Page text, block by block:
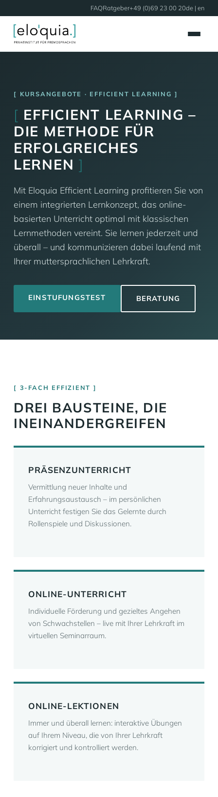
FAQRatgeber+49 (0)69 23 00 20de | en
KURSANGEBOTE · EFFICIENT LEARNING
[ EFFICIENT LEARNING –
DIE METHODE FÜR
ERFOLGREICHES
LERNEN]
Mit Eloquia Efficient Learning profitieren Sie von
einem integrierten Lernkonzept, das online-
basierten Unterricht optimal mit klassischen
Lernmethoden vereint. Sie lernen jederzeit und
überall – und kommunizieren dabei laufend mit
Ihrer muttersprachlichen Lehrkraft.
EINSTUFUNGSTEST BERATUNG
3-FACH EFFIZIENT
DREI BAUSTEINE, DIE
INEINANDERGREIFEN
PRÄSENZUNTERRICHT
Vermittlung neuer Inhalte und
Erfahrungsaustausch – im persönlichen
Unterricht festigen Sie das Gelernte durch
Rollenspiele und Diskussionen.
ONLINE-UNTERRICHT
Individuelle Förderung und gezieltes Angehen
von Schwachstellen – live mit Ihrer Lehrkraft im
virtuellen Seminarraum.
ONLINE-LEKTIONEN
Immer und überall lernen: interaktive Übungen
auf Ihrem Niveau, die von Ihrer Lehrkraft
korrigiert und kontrolliert werden.